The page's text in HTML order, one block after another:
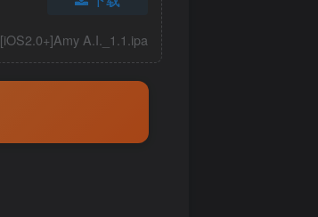
[iOS2.0+]Amy A.I._1.1.ipa